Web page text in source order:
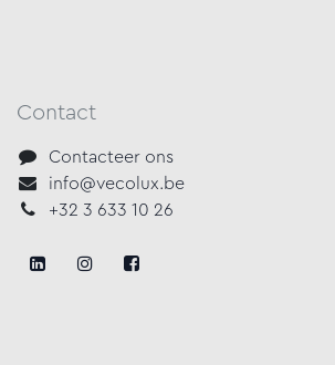
Contact
Contacteer ons
info@vecolux.be
+32 3 633 10 26